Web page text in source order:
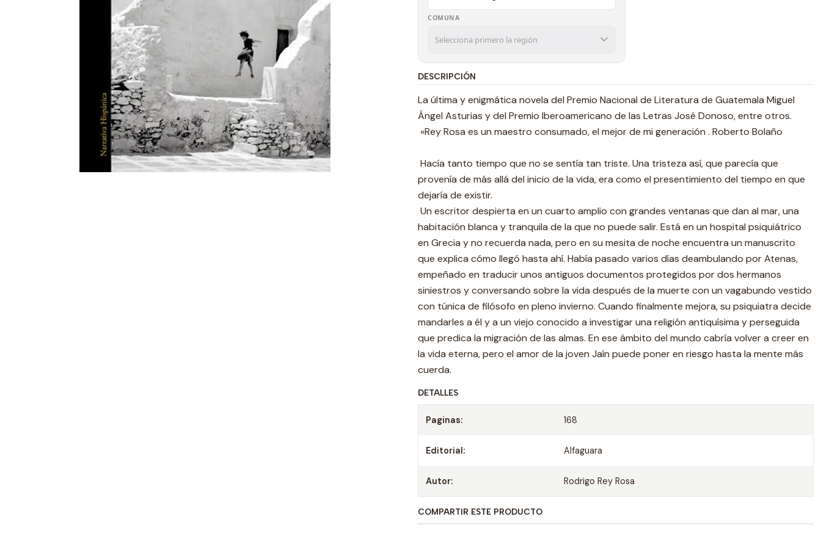
COMUNA
DESCRIPCIÓN
La última y enigmática novela del Premio Nacional de Literatura de Guatemala Miguel
Ángel Asturias y del Premio Iberoamericano de las Letras José Donoso, entre otros.
«Rey Rosa es un maestro consumado, el mejor de mi generación . Roberto Bolaño
Hacía tanto tiempo que no se sentía tan triste. Una tristeza así, que parecía que
provenía de más allá del inicio de la vida, era como el presentimiento del tiempo en que
dejaría de existir.
Un escritor despierta en un cuarto amplio con grandes ventanas que dan al mar, una
habitación blanca y tranquila de la que no puede salir. Está en un hospital psiquiátrico
en Grecia y no recuerda nada, pero en su mesita de noche encuentra un manuscrito
que explica cómo llegó hasta ahí. Había pasado varios días deambulando por Atenas,
empeñado en traducir unos antiguos documentos protegidos por dos hermanos
siniestros y conversando sobre la vida después de la muerte con un vagabundo vestido
con túnica de filósofo en pleno invierno. Cuando finalmente mejora, su psiquiatra decide
mandarles a él y a un viejo conocido a investigar una religión antiquísima y perseguida
que predica la migración de las almas. En ese ámbito del mundo cabría volver a creer en
la vida eterna, pero el amor de la joven Jaín puede poner en riesgo hasta la mente más
cuerda.
DETALLES
Paginas: 168
Editorial: Alfaguara
Autor: Rodrigo Rey Rosa
COMPARTIR ESTE PRODUCTO